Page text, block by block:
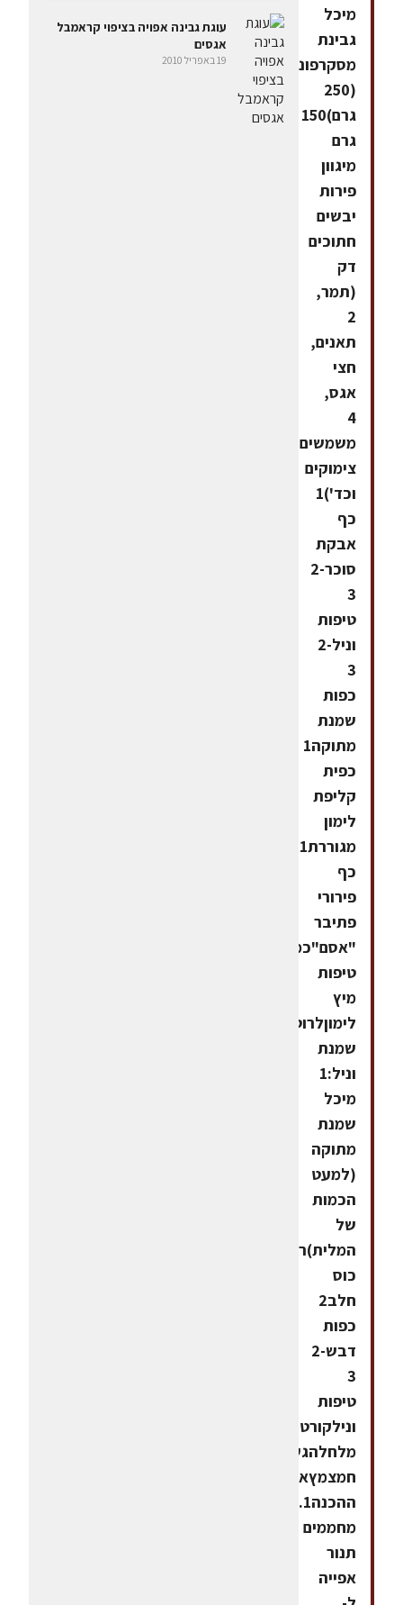
מיכל
גבינת
מסקרפונה
(250
גרם)150
גרם
מיגוון
פירות
יבשים
חתוכים
דק
(תמר,
2
תאנים,
חצי
אגס,
4
משמשים,
צימוקים
וכד')1
כף
אבקת
סוכר2-
3
טיפות
וניל2-
3
כפות
שמנת
מתוקה1
כפית
קליפת
לימון
מגוררת1
כף
פירורי
פתיבר
"אסם"כמה
טיפות
מיץ
לימוןלרוטב
שמנת
וניל:1
מיכל
שמנת
מתוקה
(למעט
הכמות
של
המלית)רבע
כוס
חלב2
כפות
דבש2-
3
טיפות
ונילקורט
מלחלהגשהיוגורט
חמצמץאופן
ההכנה1.
מחממים
תנור
אפייה
עוגת גבינה אפויה בציפוי קראמבל
אגסים
19 באפריל 2010